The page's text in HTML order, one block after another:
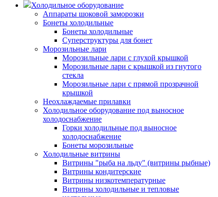
Холодильное оборудование
Аппараты шоковой заморозки
Бонеты холодильные
Бонеты холодильные
Суперструктуры для бонет
Морозильные лари
Морозильные лари с глухой крышкой
Морозильные лари с крышкой из гнутого
стекла
Морозильные лари с прямой прозрачной
крышкой
Неохлаждаемые прилавки
Холодильное оборудование под выносное
холодоснабжение
Горки холодильные под выносное
холодоснабжение
Бонеты морозильные
Холодильные витрины
Витрины "рыба на льду" (витрины рыбные)
Витрины кондитерские
Витрины низкотемпературные
Витрины холодильные и тепловые